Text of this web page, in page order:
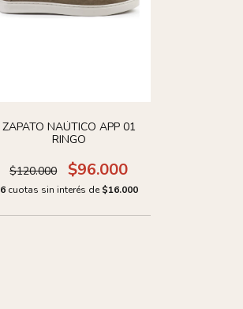
ZAPATO NAÚTICO APP 01
RINGO
$120.000 $96.000
6 cuotas sin interés de $16.000